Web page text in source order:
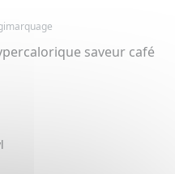
saveur café